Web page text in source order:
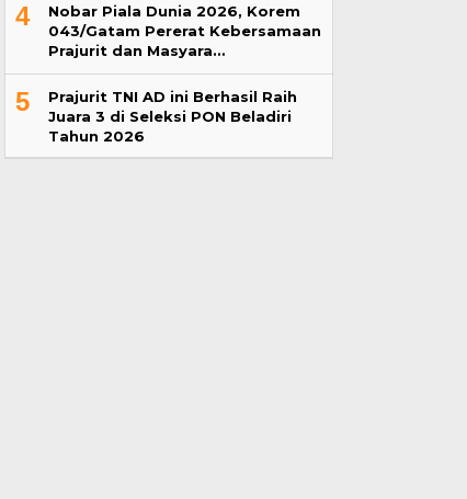
4
Nobar Piala Dunia 2026, Korem
043/Gatam Pererat Kebersamaan
Prajurit dan Masyara…
5
Prajurit TNI AD ini Berhasil Raih
Juara 3 di Seleksi PON Beladiri
Tahun 2026